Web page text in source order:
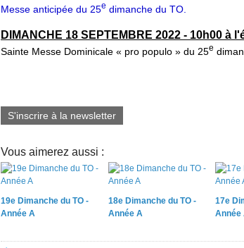
Messe anticipée du 25e dimanche du TO.
DIMANCHE 18 SEPTEMBRE 2022 - 10h00 à
Sainte Messe Dominicale « pro populo » du 25e
S'inscrire à la newsletter
Vous aimerez aussi :
19e Dimanche du TO -
Année A
18e Dimanche du TO -
Année A
17e
Année